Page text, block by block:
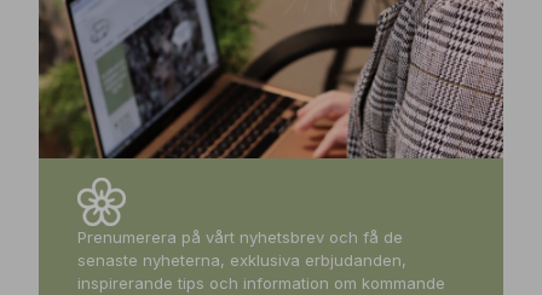
Prenumerera på vårt nyhetsbrev och få de
senaste nyheterna, exklusiva erbjudanden,
inspirerande tips och information om kommande